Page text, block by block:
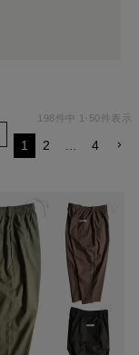
198 件中 1 - 50件表示
1 2 4